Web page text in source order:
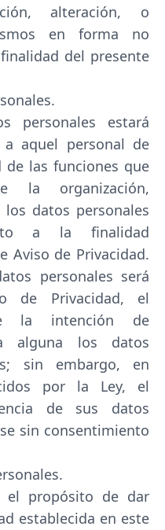
alteración, o
en forma no
del presente
personales estará
aquel personal de
de las funciones que
la organización,
datos personales
a la finalidad
Aviso de Privacidad.
personales será
de Privacidad, el
la intención de
alguna los datos
sin embargo, en
por la Ley, el
de sus datos
sin consentimiento
el propósito de dar
establecida en este